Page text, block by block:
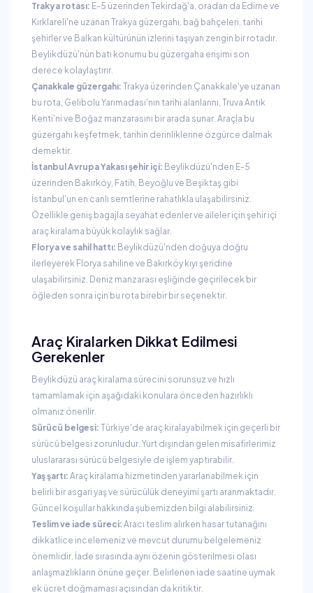
Trakya rotası: E-5 üzerinden Tekirdağ'a, oradan da Edirne ve
Kırklareli'ne uzanan Trakya güzergahı, bağ bahçeleri, tarihi
şehirler ve Balkan kültürünün izlerini taşıyan zengin bir rotadır.
Beylikdüzü'nün batı konumu bu güzergaha erişimi son
derece kolaylaştırır.
Çanakkale güzergahı: Trakya üzerinden Çanakkale'ye uzanan
bu rota, Gelibolu Yarımadası'nın tarihi alanlarını, Truva Antik
Kenti'ni ve Boğaz manzarasını bir arada sunar. Araçla bu
güzergahı keşfetmek, tarihin derinliklerine özgürce dalmak
demektir.
İstanbul Avrupa Yakası şehir içi: Beylikdüzü'nden E-5
üzerinden Bakırköy, Fatih, Beyoğlu ve Beşiktaş gibi
İstanbul'un en canlı semtlerine rahatlıkla ulaşabilirsiniz.
Özellikle geniş bagajla seyahat edenler ve aileler için şehir içi
araç kiralama büyük kolaylık sağlar.
Florya ve sahil hattı: Beylikdüzü'nden doğuya doğru
ilerleyerek Florya sahiline ve Bakırköy kıyı şeridine
ulaşabilirsiniz. Deniz manzarası eşliğinde geçirilecek bir
öğleden sonra için bu rota birebir bir seçenektir.
Araç Kiralarken Dikkat Edilmesi
Gerekenler
Beylikdüzü araç kiralama sürecini sorunsuz ve hızlı
tamamlamak için aşağıdaki konulara önceden hazırlıklı
olmanız önerilir.
Sürücü belgesi: Türkiye'de araç kiralayabilmek için geçerli bir
sürücü belgesi zorunludur. Yurt dışından gelen misafirlerimiz
uluslararası sürücü belgesiyle de işlem yaptırabilir.
Yaş şartı: Araç kiralama hizmetinden yararlanabilmek için
belirli bir asgari yaş ve sürücülük deneyimi şartı aranmaktadır.
Güncel koşullar hakkında şubemizden bilgi alabilirsiniz.
Teslim ve iade süreci: Aracı teslim alırken hasar tutanağını
dikkatlice incelemeniz ve mevcut durumu belgelemeniz
önemlidir. İade sırasında aynı özenin gösterilmesi olası
anlaşmazlıkların önüne geçer. Belirlenen iade saatine uymak
ek ücret doğmaması açısından da kritiktir.